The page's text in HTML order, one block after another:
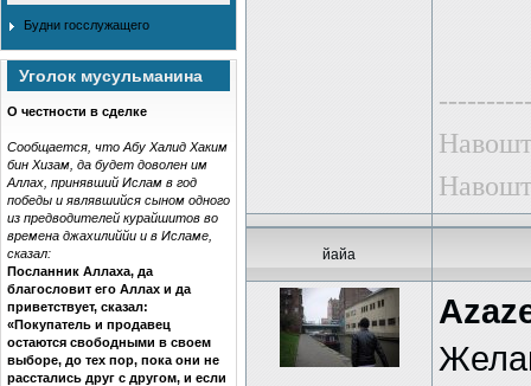
Будни госслужащего
Уголок мусульманина
О честности в сделке
Сообщается, что Абу Халид Хаким
бин Хизам, да будет доволен им
Аллах, принявший Ислам в год
победы и являвшийся сыном одного
из предводителей курайшитов во
времена джахилиййи и в Исламе,
сказал:
Посланник Аллаха, да
благословит его Аллах и да
приветствует, сказал:
«Покупатель и продавец
остаются свободными в своем
выборе, до тех пор, пока они не
расстались друг с другом, и если
йайа